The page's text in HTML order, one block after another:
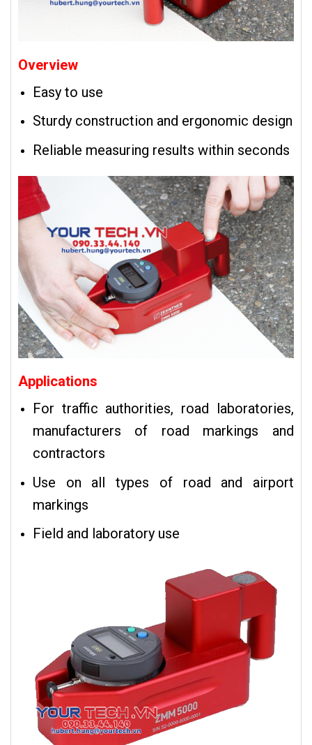
Overview
Easy to use
Sturdy construction and ergonomic design
Reliable measuring results within seconds
Applications
For traffic authorities, road laboratories,
manufacturers of road markings and
contractors
Use on all types of road and airport
markings
Field and laboratory use